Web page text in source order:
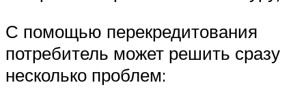
С помощью перекредитования
потребитель может решить сразу
несколько проблем: